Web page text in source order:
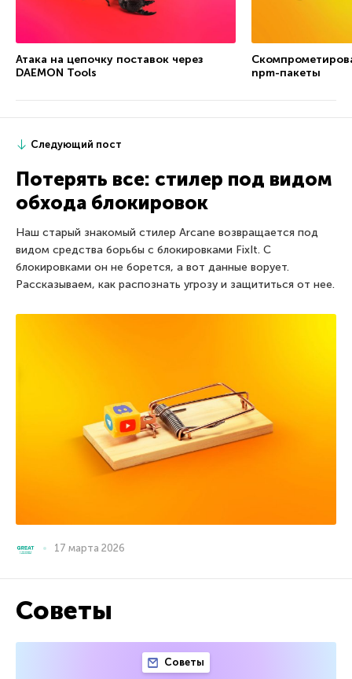
Атака на цепочку поставок через
DAEMON Tools
npm-пакеты
Следующий пост
Потерять все: стилер под видом
обхода блокировок
Наш старый знакомый стилер Arcane возвращается под
видом средства борьбы с блокировками FixIt. С
блокировками он не борется, а вот данные ворует.
Рассказываем, как распознать угрозу и защититься от нее.
17 марта 2026
Советы
Советы